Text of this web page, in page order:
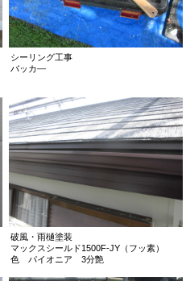
シーリング工事
バッカ―
破風・雨樋塗装
マックスシールド1500F-JY（フッ素）
色 パイオニア 3分艶